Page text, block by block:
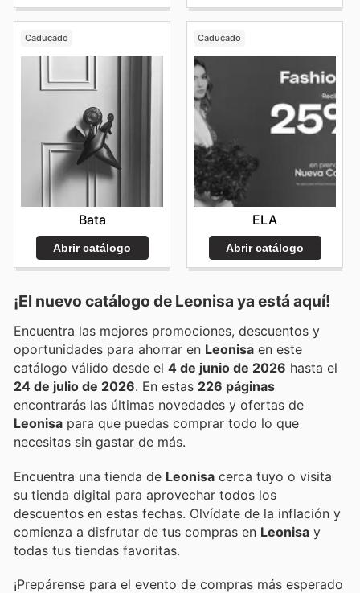
Caducado
Bata
Abrir catálogo
Caducado
ELA
Abrir catálogo
¡El nuevo catálogo de Leonisa ya está aquí!
Encuentra las mejores promociones, descuentos y
oportunidades para ahorrar en Leonisa en este
catálogo válido desde el 4 de junio de 2026 hasta el
24 de julio de 2026 . En estas 226 páginas
encontrarás las últimas novedades y ofertas de
Leonisa para que puedas comprar todo lo que
necesitas sin gastar de más.
Encuentra una tienda de Leonisa cerca tuyo o visita
su tienda digital para aprovechar todos los
descuentos en estas fechas. Olvídate de la inflación y
comienza a disfrutar de tus compras en Leonisa y
todas tus tiendas favoritas.
¡Prepárense para el evento de compras más esperado